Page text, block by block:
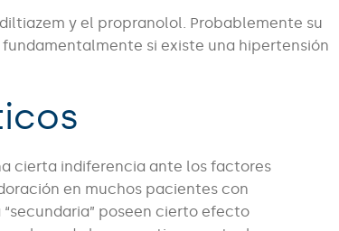
y el propranolol. Probablemente su
si existe una hipertensión
cierta indiferencia ante los factores
en muchos pacientes con
poseen cierto efecto